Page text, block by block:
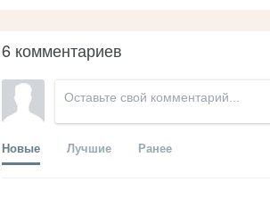
6 комментариев
Новые Лучшие Ранее